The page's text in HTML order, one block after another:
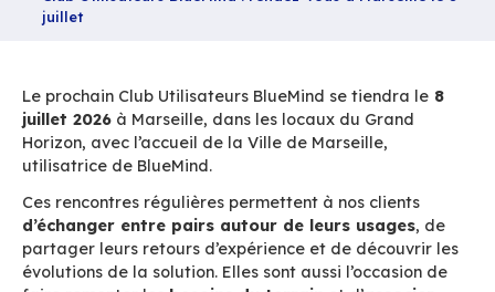
Accueil
Ressources
Club Utilisateurs BlueMind : rendez-vous à
juillet